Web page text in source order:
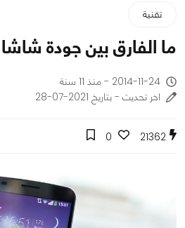
تقنية
ما الفارق بين جودة
2014-11-24 - منذ 11 سنة
اخر تحديث - بتاريخ 2021-07-28
21362
0